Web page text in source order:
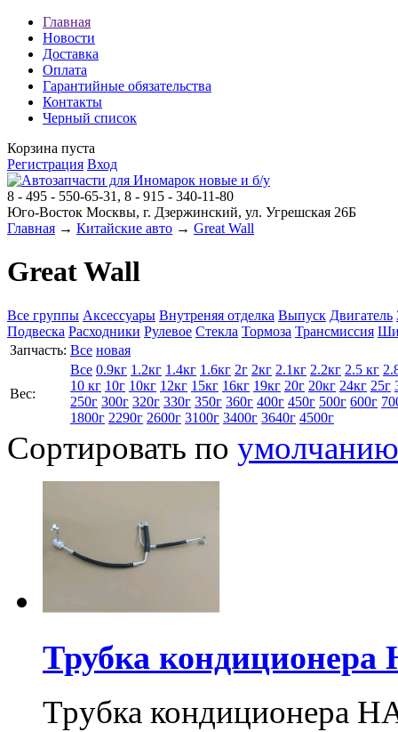
Главная
Новости
Доставка
Оплата
Гарантийные обязательства
Контакты
Черный список
Корзина пуста
Регистрация Вход
8 - 495 - 550-65-31, 8 - 915 - 340-11-80
Юго-Восток Москвы, г. Дзержинский, ул. Угрешская 26Б
Главная → Китайские авто → Great Wall
Great Wall
Все группы Аксессуары Внутреняя отделка Выпуск Двигатель
Подвеска Расходники Рулевое Стекла Тормоза Трансмиссия
Запчасть: Все новая
Вес:
Все 0.9кг 1.2кг 1.4кг 1.6кг 2г 2кг 2.1кг 2.2кг 2.5 кг
10 кг 10г 10кг 12кг 15кг 16кг 19кг 20г 20кг 24кг 25г
250г 300г 320г 330г 350г 360г 400г 450г 500г 600г
1800г 2290г 2600г 3100г 3400г 3640г 4500г
Сортировать по умолчанию
Трубка кондиционера
Трубка кондиционера